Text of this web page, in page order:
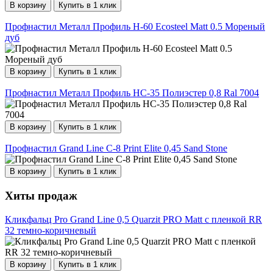
В корзину Купить в 1 клик
Профнастил Металл Профиль Н-60 Ecosteel Matt 0.5 Мореный
дуб
В корзину Купить в 1 клик
Профнастил Металл Профиль НС-35 Полиэстер 0,8 Ral 7004
В корзину Купить в 1 клик
Профнастил Grand Line С-8 Print Elite 0,45 Sand Stone
В корзину Купить в 1 клик
Хиты продаж
Кликфальц Pro Grand Line 0,5 Quarzit PRO Matt с пленкой RR
32 темно-коричневый
В корзину Купить в 1 клик